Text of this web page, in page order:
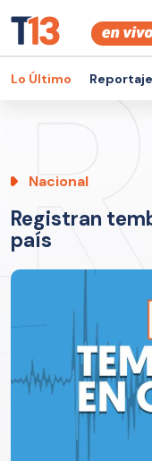
Lo Último
Nacional
Registran
país